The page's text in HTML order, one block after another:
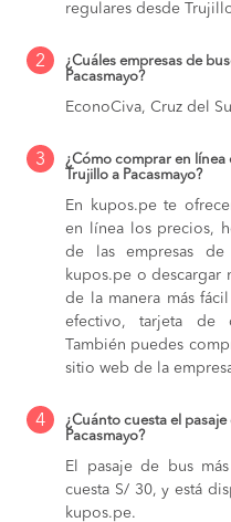
regulares desde
2
¿Cuáles empresas de
Pacasmayo?
EconoCiva, Cruz del
3
¿Cómo comprar en línea
Trujillo a Pacasmayo?
En kupos.pe te
en línea los precios,
de las empresas de
kupos.pe o descargar
de la manera más
efectivo, tarjeta de
También puedes
sitio web de la
4
¿Cuánto cuesta el
Pacasmayo?
El pasaje de bus
cuesta S/ 30, y está
kupos.pe.